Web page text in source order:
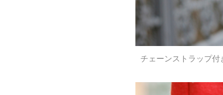
チェーンストラップ